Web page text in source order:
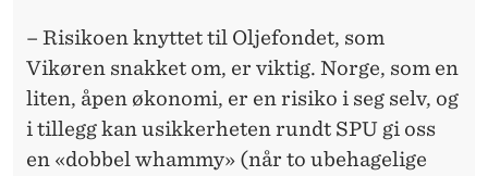
– Risikoen knyttet til Oljefondet, som
Vikøren snakket om, er viktig. Norge, som en
liten, åpen økonomi, er en risiko i seg selv, og
i tillegg kan usikkerheten rundt SPU gi oss
en «dobbel whammy» (når to ubehagelige